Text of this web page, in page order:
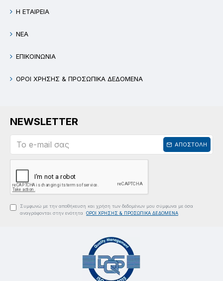
Η ΕΤΑΙΡΕΙΑ
ΝΕΑ
ΕΠΙΚΟΙΝΩΝΙΑ
ΟΡΟΙ ΧΡΗΣΗΣ & ΠΡΟΣΩΠΙΚΑ ΔΕΔΟΜΕΝΑ
NEWSLETTER
ΑΠΟΣΤΟΛΗ
Συμφωνώ με την αποθήκευση και χρήση των δεδομένων μου σύμφωνα με όσα
αναγράφονται στην ενότητα
ΟΡΟΙ ΧΡΗΣΗΣ & ΠΡΟΣΩΠΙΚΑ ΔΕΔΟΜΕΝΑ